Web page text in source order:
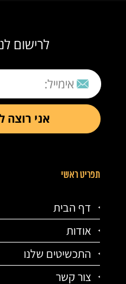
לרישום
תפריט ראשי
דף הבית
אודות
התכשיטים שלנו
צור קשר